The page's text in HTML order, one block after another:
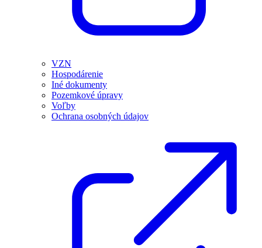
VZN
Hospodárenie
Iné dokumenty
Pozemkové úpravy
Voľby
Ochrana osobných údajov